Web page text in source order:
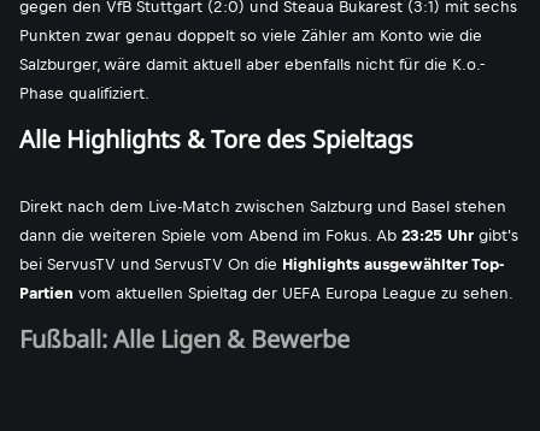
gegen den VfB Stuttgart (2:0) und Steaua Bukarest (3:1) mit sechs
Punkten zwar genau doppelt so viele Zähler am Konto wie die
Salzburger, wäre damit aktuell aber ebenfalls nicht für die K.o.-
Phase qualifiziert.
Alle Highlights & Tore des Spieltags
Direkt nach dem Live-Match zwischen Salzburg und Basel stehen
dann die weiteren Spiele vom Abend im Fokus. Ab 23:25 Uhr gibt's
bei ServusTV und ServusTV On die Highlights ausgewählter Top-
Partien vom aktuellen Spieltag der UEFA Europa League zu sehen.
Fußball: Alle Ligen & Bewerbe